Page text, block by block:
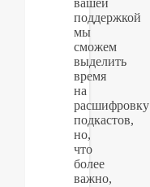
поддержкой
мы
сможем
выделить
время
на
расшифровку
подкастов,
но,
что
более
важно,